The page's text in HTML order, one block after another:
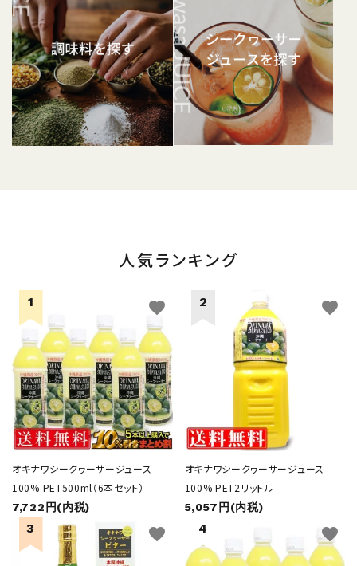
人気ランキング
オキナワシークヮーサージュース
100% PET500ml（6本セット）
7,722円(内税)
favorite
オキナワシークヮーサージュース
100% PET2リットル
5,057円(内税)
favorite
favorite favorite